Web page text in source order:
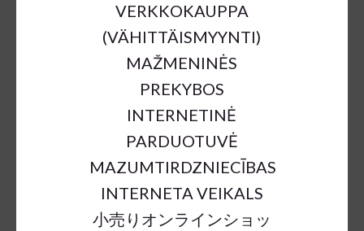
METAL IVY LEAVES 6PCS IN
BUNDLE BRASS
€19.34 75%
b = base width h = height
VERKKOKAUPPA
(VÄHITTÄISMYYNTI)
MAŽMENINĖS
PREKYBOS
INTERNETINĖ
PARDUOTUVĖ
MAZUMTIRDZNIECĪBAS
INTERNETA VEIKALS
小売りオンラインショッ